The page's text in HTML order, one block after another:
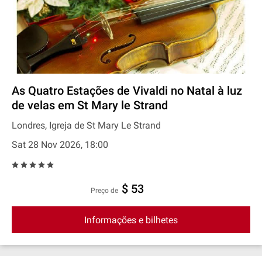
As Quatro Estações de Vivaldi no Natal à luz
de velas em St Mary le Strand
Londres, Igreja de St Mary Le Strand
Sat 28 Nov 2026, 18:00
preço de $ 53
Informações e bilhetes